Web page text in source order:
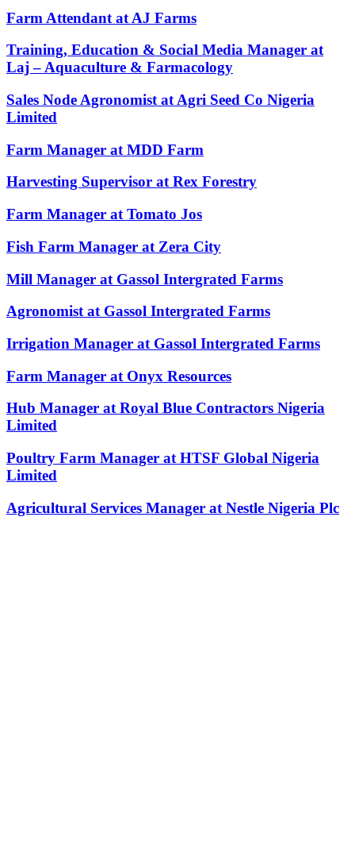
Farm Attendant at AJ Farms
Training, Education & Social Media Manager at
Laj – Aquaculture & Farmacology
Sales Node Agronomist at Agri Seed Co Nigeria
Limited
Farm Manager at MDD Farm
Harvesting Supervisor at Rex Forestry
Farm Manager at Tomato Jos
Fish Farm Manager at Zera City
Mill Manager at Gassol Intergrated Farms
Agronomist at Gassol Intergrated Farms
Irrigation Manager at Gassol Intergrated Farms
Farm Manager at Onyx Resources
Hub Manager at Royal Blue Contractors Nigeria
Limited
Poultry Farm Manager at HTSF Global Nigeria
Limited
Agricultural Services Manager at Nestle Nigeria Plc